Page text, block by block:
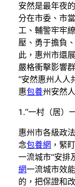
安然是最年夜
分在市委、市
工、輔警牢牢
壓、勇于擔負
此，惠州市還
嚴格衝擊影響
“安然惠州人人
惠包養州安然
1.“一村（居）
惠州市各級政
念包養網 ，緊
一流城市”安排
網一流城市效能
的，把保證和